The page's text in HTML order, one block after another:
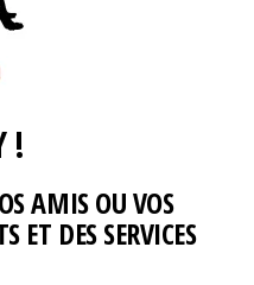
!
AMIS OU VOS
ET DES SERVICES